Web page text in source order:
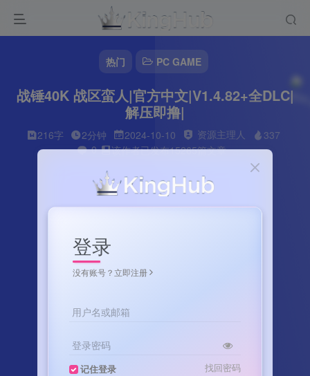
热门 PC GAME
战锤40K 战区蛮人|官方中文|V1.4.82+全DLC|
解压即撸|
216字 2分钟 2024-10-10 资源主理人
337
0
该作者已发布15265篇文章
登录
没有账号？立即注册
用户名或邮箱
登录密码
记住登录 找回密码